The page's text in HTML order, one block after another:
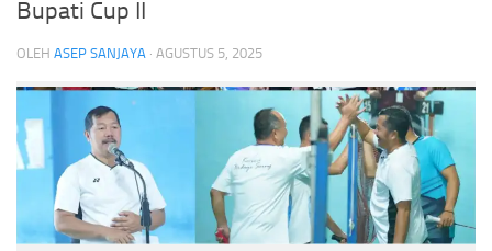
Bupati Cup II
OLEH ASEP SANJAYA · AGUSTUS 5, 2025